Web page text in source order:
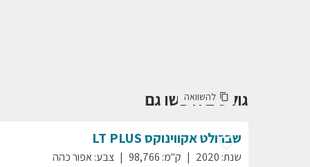
גולשים חיפשו גם
להשוואה
שברולטאקווינוקסLT PLUS
שנת:
2020 ק"מ:
98,766 צבע:אפור כהה